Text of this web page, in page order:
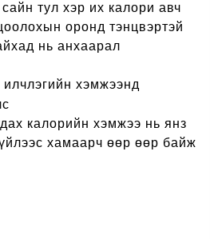
тул хэр их калори авч
оронд тэнцвэртэй
нь анхаарал
хэмжээнд
калорийн хэмжээ нь янз
хамаарч өөр өөр байж